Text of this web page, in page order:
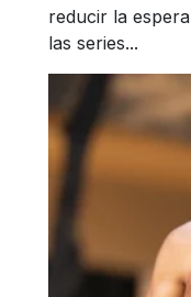
reducir la
las series...